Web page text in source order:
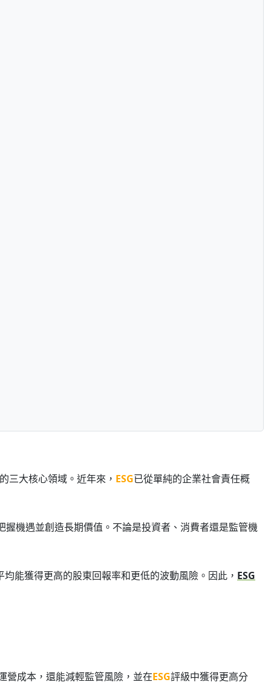
三大核心領域。近年來， ESG已從單純的企業社會責任概
機遇並創造長期價值。不論是投資者、消費者還是監管機
均能獲得更高的股東回報率和更低的波動風險。因此， ESG
營成本，還能減輕監管風險，並在ESG評級中獲得更高分